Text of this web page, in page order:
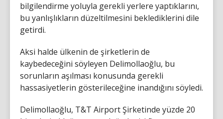
bilgilendirme yoluyla gerekli yerlere yaptıklarını,
bu yanlışlıkların düzeltilmesini beklediklerini dile
getirdi.
Aksi halde ülkenin de şirketlerin de
kaybedeceğini söyleyen Delimollaoğlu, bu
sorunların aşılması konusunda gerekli
hassasiyetlerin gösterileceğine inandığını söyledi.
Delimollaoğlu, T&T Airport Şirketinde yüzde 20